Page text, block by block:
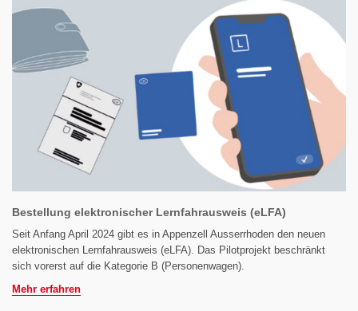
Bestellung elektronischer Lernfahrausweis (eLFA)
Seit Anfang April 2024 gibt es in Appenzell Ausserrhoden den neuen
elektronischen Lernfahrausweis (eLFA). Das Pilotprojekt beschränkt
sich vorerst auf die Kategorie B (Personenwagen).
Mehr erfahren